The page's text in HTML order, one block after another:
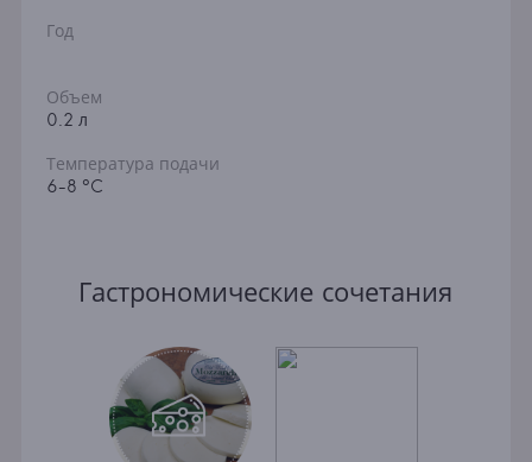
Год
Объем
0.2 л
Температура подачи
6-8 °C
Гастрономические сочетания